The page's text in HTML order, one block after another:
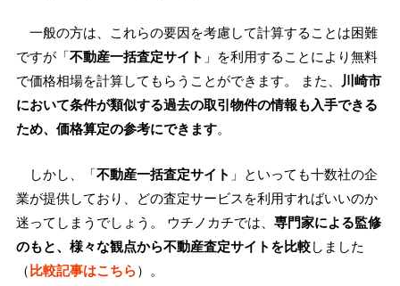
一般の方は、これらの要因を考慮して計算することは困難
ですが「不動産一括査定サイト 」を利用することにより無料
で価格相場を計算してもらうことができます。 また、 川崎市
において条件が類似する過去の取引物件の情報も入手できる
ため、価格算定の参考にできます。
しかし、「不動産一括査定サイト 」といっても十数社の企
業が提供しており、どの査定サービスを利用すればいいのか
迷ってしまうでしょう。 ウチノカチでは、 専門家による監修
のもと、様々な観点から不動産査定サイトを比較しました
（比較記事はこちら）。